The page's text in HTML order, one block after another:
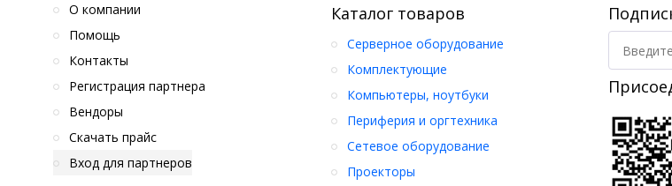
О компании
Помощь
Контакты
Регистрация партнера
Вендоры
Скачать прайс
Вход для партнеров
Каталог товаров
Серверное оборудование
Комплектующие
Компьютеры, ноутбуки
Периферия и оргтехника
Сетевое оборудование
Проекторы